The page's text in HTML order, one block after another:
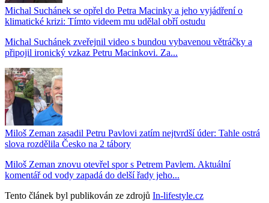
Michal Suchánek se opřel do Petra Macinky a jeho vyjádření o
klimatické krizi: Tímto videem mu udělal obří ostudu
Michal Suchánek zveřejnil video s bundou vybavenou větráčky a
připojil ironický vzkaz Petru Macinkovi. Za...
Miloš Zeman zasadil Petru Pavlovi zatím nejtvrdší úder: Tahle ostrá
slova rozdělila Česko na 2 tábory
Miloš Zeman znovu otevřel spor s Petrem Pavlem. Aktuální
komentář od vody zapadá do delší řady jeho...
Tento článek byl publikován ze zdrojů In-lifestyle.cz